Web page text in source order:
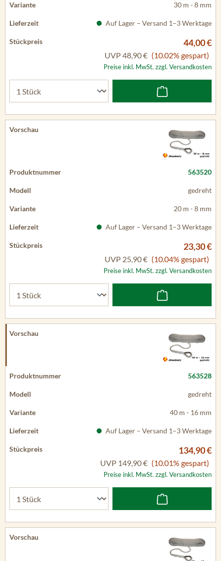
30 m - 8 mm
Auf Lager – Versand 1–3 Werktage
44,00 €
UVP48,90 € (10.02% gespart)
Preise inkl. MwSt. zzgl. Versandkosten
563520
gedreht
20 m - 8 mm
Auf Lager – Versand 1–3 Werktage
23,30 €
UVP 25,90 € (10.04% gespart)
Preise inkl. MwSt. zzgl. Versandkosten
563528
gedreht
40 m - 16 mm
Auf Lager – Versand 1–3 Werktage
134,90 €
UVP 149,90 € (10.01% gespart)
Preise inkl. MwSt. zzgl. Versandkosten